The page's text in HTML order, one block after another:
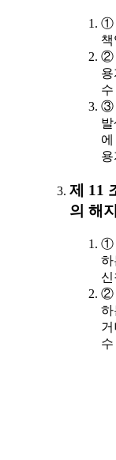
①
②
③
제 11
의 해
①
하
②
하